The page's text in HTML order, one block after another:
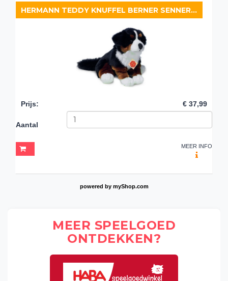
HERMANN TEDDY KNUFFEL BERNER SENNERHOND
Prijs: € 37,99
Aantal
MEER INFO
powered by myShop.com
MEER SPEELGOED
ONTDEKKEN?